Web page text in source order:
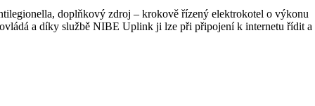
doplňkový zdroj – krokově řízený elektrokotel o výkonu
a díky službě NIBE Uplink ji lze při připojení k internetu řídit a